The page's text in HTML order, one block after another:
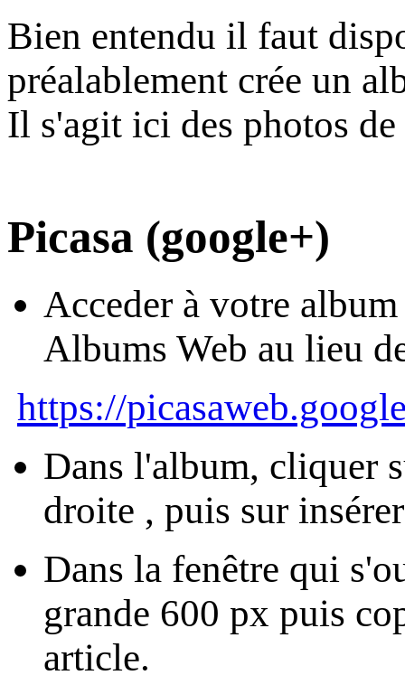
Bien entendu il faut
préalablement crée un
Il s'agit ici des photos
Picasa (google+)
Acceder à votre
Albums Web au lieu
https://
Dans l'album, cliquer
droite , puis sur
Dans la fenêtre qui
grande 600 px puis
article.